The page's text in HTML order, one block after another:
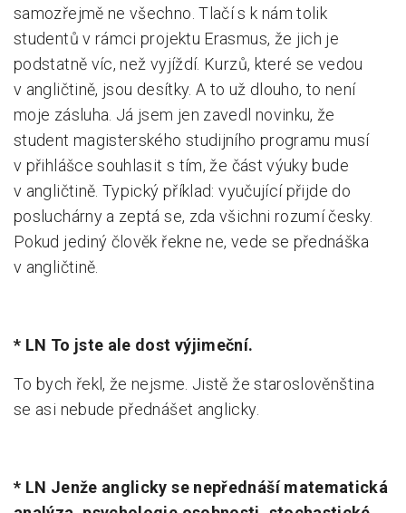
samozřejmě ne všechno. Tlačí s k nám tolik
studentů v rámci projektu Erasmus, že jich je
podstatně víc, než vyjíždí. Kurzů, které se vedou
v angličtině, jsou desítky. A to už dlouho, to není
moje zásluha. Já jsem jen zavedl novinku, že
student magisterského studijního programu musí
v přihlášce souhlasit s tím, že část výuky bude
v angličtině. Typický příklad: vyučující přijde do
posluchárny a zeptá se, zda všichni rozumí česky.
Pokud jediný člověk řekne ne, vede se přednáška
v angličtině.
* LN To jste ale dost výjimeční.
To bych řekl, že nejsme. Jistě že staroslověnština
se asi nebude přednášet anglicky.
* LN Jenže anglicky se nepřednáší matematická